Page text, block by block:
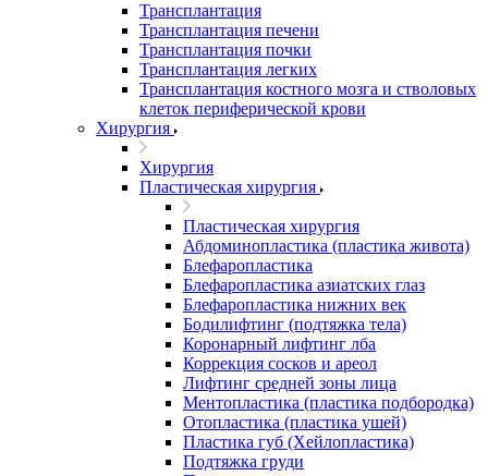
Трансплантация
Трансплантация печени
Трансплантация почки
Трансплантация легких
Трансплантация костного мозга и стволовых
клеток периферической крови
Хирургия
Хирургия
Пластическая хирургия
Пластическая хирургия
Абдоминопластика (пластика живота)
Блефаропластика
Блефаропластика азиатских глаз
Блефаропластика нижних век
Бодилифтинг (подтяжка тела)
Коронарный лифтинг лба
Коррекция сосков и ареол
Лифтинг средней зоны лица
Ментопластика (пластика подбородка)
Отопластика (пластика ушей)
Пластика губ (Хейлопластика)
Подтяжка груди